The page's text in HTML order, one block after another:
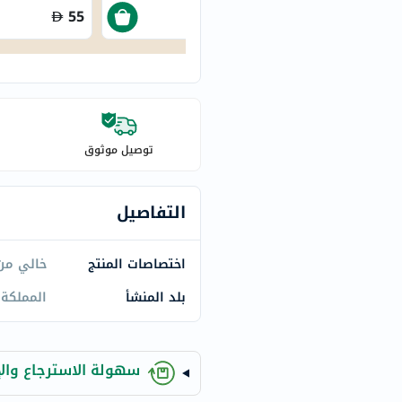
chek
activise
annemarie-
naturals
aveeno
freestylelibre
cetaphil
CHalpha
cerave
mustela
celimax
55
توصيل موثوق
التفاصيل
اختصاصات المنتج
خالي
بلد المنشأ
سهولة الاسترجاع